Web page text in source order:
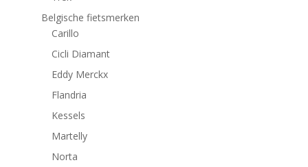
Belgische fietsmerken
Carillo
Cicli Diamant
Eddy Merckx
Flandria
Kessels
Martelly
Norta